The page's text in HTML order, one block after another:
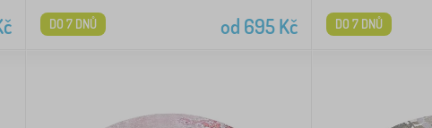
od 695Kč
DO 7 DNŮ DO 7 DNŮ